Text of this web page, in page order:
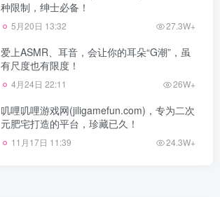
种限制，绅士必备！
5月20日 13:32 27.3W+
爱上ASMR、耳音，会让你的耳朵“G潮”，虽
有尺度也有限度！
4月24日 22:11 26W+
叽哩叽哩游戏网(jiligamefun.com)，专为二次
元肥宅打造的平台，珍藏已久！
11月17日 11:39 24.3W+